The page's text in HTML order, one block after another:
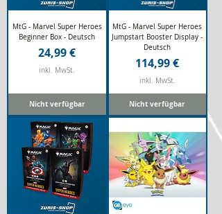
MtG - Marvel Super Heroes
Beginner Box - Deutsch
Preis
24,99 €
inkl. MwSt.
Nicht verfügbar
MtG - Marvel Super Heroes
Jumpstart Booster Display -
Deutsch
Preis
114,99 €
inkl. MwSt.
Nicht verfügbar